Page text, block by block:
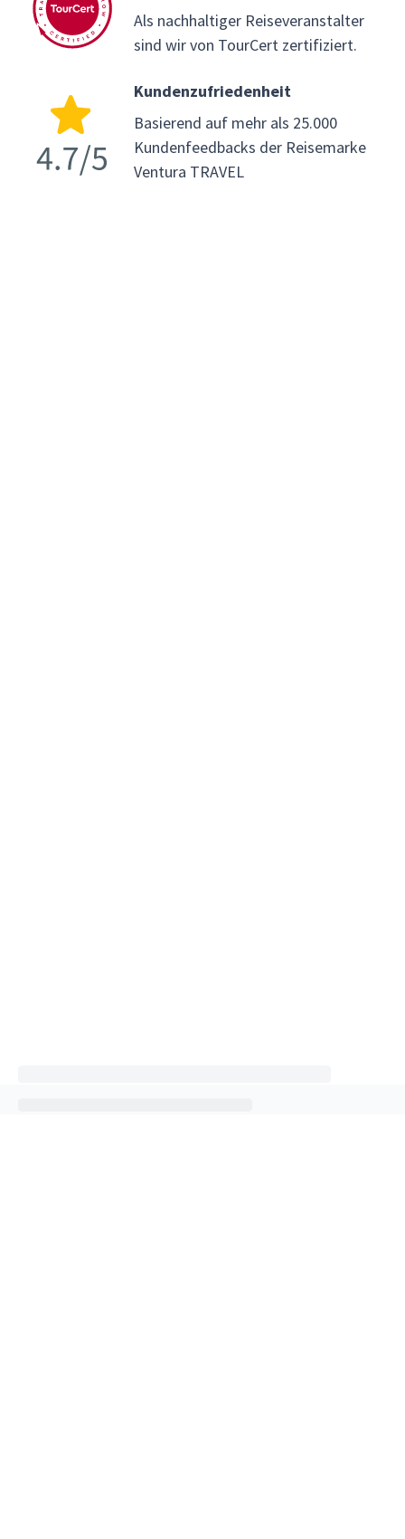
Als nachhaltiger Reiseveranstalter
sind wir von TourCert zertifiziert.
Kundenzufriedenheit
Basierend auf mehr als 25.000
Kundenfeedbacks der Reisemarke
Ventura TRAVEL